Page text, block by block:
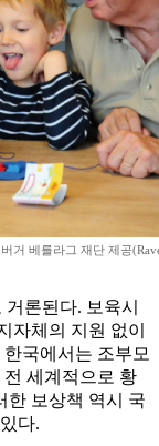
거 베를라그 재단 제공
론된다. 보육시
자체의 지원 없이
국에서는 조부모
세계적으로 황
한 보상책 역시 국
다.